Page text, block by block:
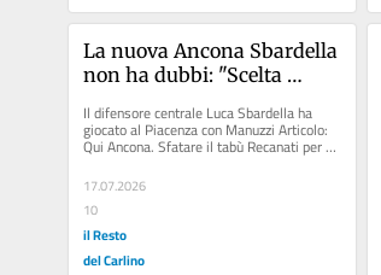
La nuova Ancona Sbardella
non ha dubbi: "Scelta
ha prezzo"
Il difensore centrale Luca Sbardella ha
giocato al Piacenza con Manuzzi Articolo:
Qui Ancona. Sfatare il tabù Recanati per
mantenere la testa...
17.07.2026
10
il Resto
del Carlino